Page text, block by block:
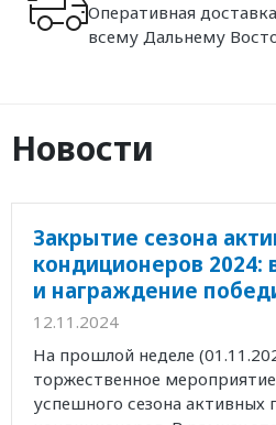
Оперативная
всему Дальнему
Новости
Закрытие сезона
кондиционеров 2024:
и награждение
12.11.2024
На прошлой неделе
торжественное
успешного сезона активных